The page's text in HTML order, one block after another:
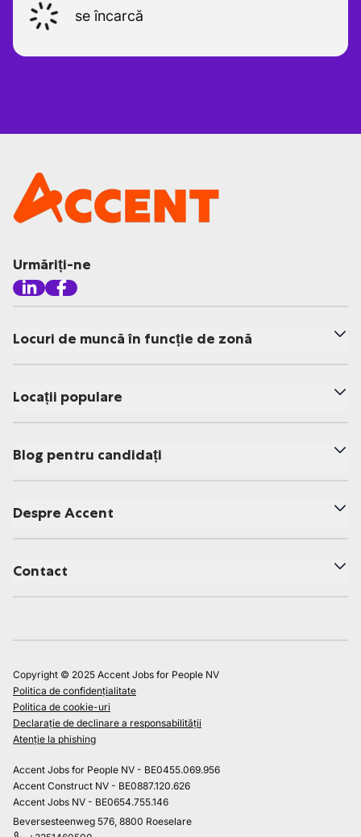
se încarcă
Urmăriți-ne
Locuri de muncă în funcție de zonă
Locații populare
Blog pentru candidați
Despre Accent
Contact
Copyright © 2025 Accent Jobs for People NV
Politica de confidențialitate
Politica de cookie-uri
Declarație de declinare a responsabilității
Atenție la phishing
Accent Jobs for People NV - BE0455.069.956
Accent Construct NV - BE0887.120.626
Accent Jobs NV - BE0654.755.146
Beversesteenweg 576, 8800 Roeselare